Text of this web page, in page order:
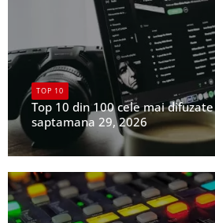
TOP 10
Top 10 din 100 cele mai
saptamana 29, 2026